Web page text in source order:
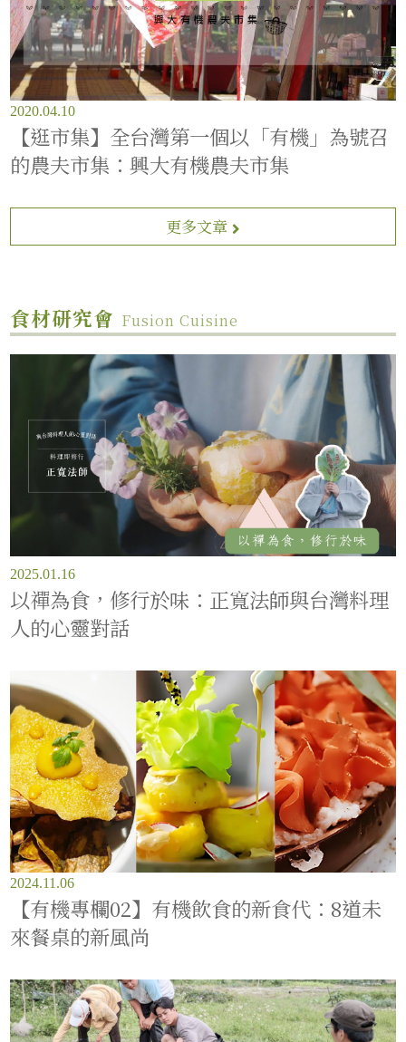
2020.04.10
【逛市集】全台灣第一個以「有機」為號召
的農夫市集：興大有機農夫市集
更多文章
食材研究會 Fusion Cuisine
2025.01.16
以禪為食，修行於味：正寬法師與台灣料理
人的心靈對話
2024.11.06
【有機專欄02】有機飲食的新食代：8道未
來餐桌的新風尚